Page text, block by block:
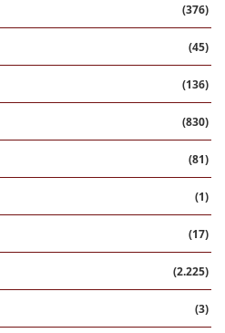
(376)
(45)
(136)
(830)
(81)
(1)
(17)
(2.225)
(3)